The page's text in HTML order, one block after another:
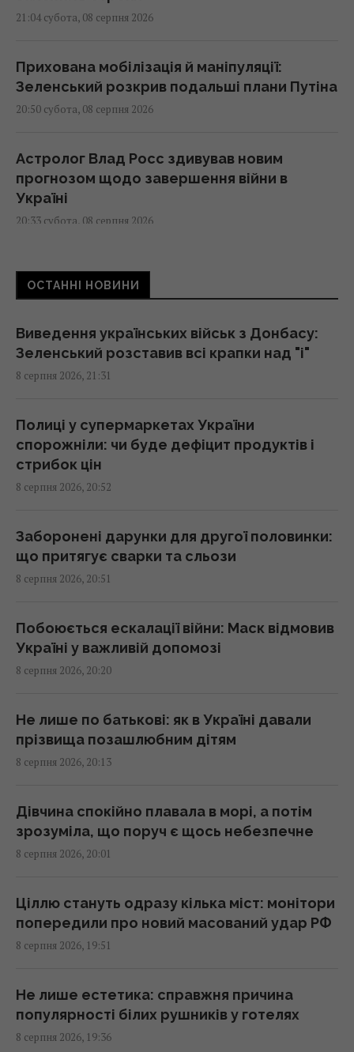
21:04 субота, 08 серпня 2026
Прихована мобілізація й маніпуляції:
Зеленський розкрив подальші плани Путіна
20:50 субота, 08 серпня 2026
Астролог Влад Росс здивував новим
прогнозом щодо завершення війни в
Україні
20:33 субота, 08 серпня 2026
Україна купила у Туреччини партію ракет
ATACMS і гусеничні версії "Хаймарсів"
Лев Тарас, якого врятували від війни в
Україні, тяжко захворів
"Вибухають" через кожну дрібницю: 9
проблем людей, яких легко розізлити
20:12 субота, 08 серпня 2026
Названо найсильнішу розвідку Європи, і це
не ГУР
19:57 субота, 08 серпня 2026
Росіяни похизувалися новим зенітним
дроном, який здатен розвивати швидкість
до 560 км/год
Люди, які народилися в ці місяці,
найуспішніші
В ЄС запропонували нову схему конфіскації
заморожених активів РФ, - FAZ
Маск не дозволив Україні використовувати
Starlink для ударів по Росії, - The Atlantic
Туреччина закрила Чорне море для суден,
що прямували до Росії та України, -
ОСТАННІ НОВИНИ
Виведення українських військ з Донбасу:
Зеленський розставив всі крапки над "і"
8 серпня 2026, 21:31
Полиці у супермаркетах України
спорожніли: чи буде дефіцит продуктів і
стрибок цін
8 серпня 2026, 20:52
Заборонені дарунки для другої половинки:
що притягує сварки та сльози
8 серпня 2026, 20:51
Побоюється ескалації війни: Маск відмовив
Україні у важливій допомозі
8 серпня 2026, 20:20
Не лише по батькові: як в Україні давали
прізвища позашлюбним дітям
8 серпня 2026, 20:13
Дівчина спокійно плавала в морі, а потім
зрозуміла, що поруч є щось небезпечне
8 серпня 2026, 20:01
Ціллю стануть одразу кілька міст: монітори
попередили про новий масований удар РФ
8 серпня 2026, 19:51
Не лише естетика: справжня причина
популярності білих рушників у готелях
8 серпня 2026, 19:36